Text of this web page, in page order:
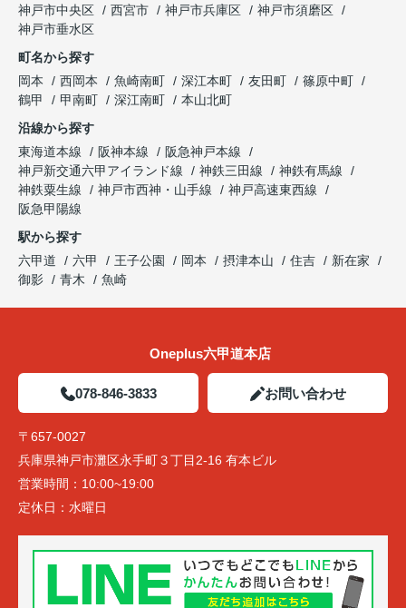
神戸市中央区
西宮市 神戸市兵庫区
神戸市須磨区
神戸市垂水区
町名から探す
岡本
西岡本 魚崎南町 深江本町 友田町
篠原中町
鶴甲
甲南町 深江南町
本山北町
沿線から探す
東海道本線
阪神本線
阪急神戸本線
神戸新交通六甲アイランド線
神鉄三田線
神鉄有馬線
神鉄粟生線
神戸市西神・山手線
神戸高速東西線
阪急甲陽線
駅から探す
六甲道
六甲 王子公園 岡本 摂津本山 住吉
新在家
御影
青木 魚崎
Oneplus六甲道本店
078-846-3833 お問い合わせ
〒657-0027
兵庫県神戸市灘区永手町３丁目2-16 有本ビル
営業時間： 10:00~19:00
定休日： 水曜日